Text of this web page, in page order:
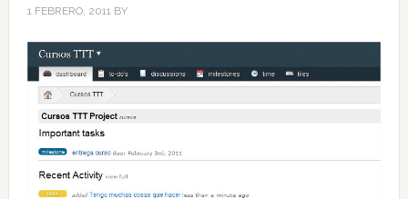
1 FEBRERO, 2011 BY